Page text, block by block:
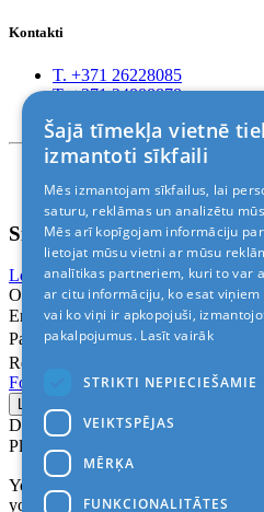
Kontakti
T. +371 26228085
T. +371 24888878
© 2011-2026> «ALANI SIA»
Sign In
Login with Facebook Login with
Or
Email
Password
Remember me
Forgot Password?
Don’t have an account?
Please confirm login email below
You will receive an email
your password to a new preferred
Šajā tīmekļa vietnē
izmantoti sīkfaili
Mēs izmantojam sīkfailus, lai
saturu, reklāmas un analizētu
Mēs arī kopīgojam informāciju
lietojat mūsu vietni ar mūsu
analītikas partneriem, kuri to var
ar citu informāciju, ko esat viņiem
vai ko viņi ir apkopojuši,
pakalpojumus. Lasīt vairāk
STRIKTI NEPIECIEŠAMIE
VEIKTSPĒJAS
MĒRĶA
FUNKCIONALITĀTES